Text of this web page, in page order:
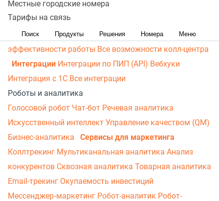
Местные городские номера
Тарифы на связь
Поиск Продукты Решения Номера Меню
отчетовРобот-администратор
ресурсами База знаний
(API) для УВК (CRM)Чат для сайта
Оценка
эффективности работы Все возможности колл-центра
Интеграции Интеграции по ПИП (API) Вебхуки
Интеграция с 1С Все интеграции
Роботы и аналитика
Голосовой робот Чат-бот Речевая аналитика
Искусственный интеллект Управление качеством (QM)
Бизнес-аналитика
Сервисы для маркетинга
Коллтрекинг Мультиканальная аналитика Анализ
конкурентов Сквозная аналитика Товарная аналитика
Email-трекинг Окупаемость инвестиций
Мессенджер‑маркетинг Робот-аналитик Робот-